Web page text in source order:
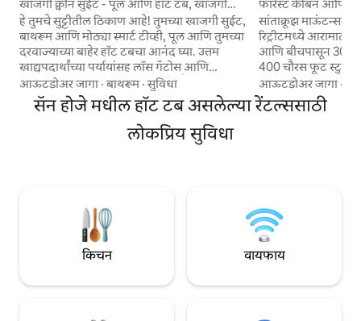
खाजगी क्वीन सुईट - पूल आणि हॉट टब, खाजगी
एंट्री
हे तुमचे सुट्टीतील ठिकाण आहे! तुमच्या खाजगी सुईट,
बाथरूम आणि मोठ्या स्मार्ट टीव्ही, पूल आणि तुमच्या
दरवाज्याच्या बाहेर हॉट टबचा आनंद घ्या. उत्तम
खाद्यपदार्थांच्या पर्यायांसह लॉस गॅटोस आणि
कॅम्पबेल शहराच्या मध्यभागापासून 3 मैलांच्या
अंतरावर स्थित. लेव्हीज स्टेडियम/49ers 9.5 मैल,
माउंटन विनरी कॉन्सर्ट्स 7.5 मैल, सॅन होजे
आंतरराष्ट्रीय विमानतळ 6.5 मैल, SFO 35 मैल, SAP
सेंटर/NCAA/शार्क्स 4.6 मैल. आमच्याकडे
एक उत्तम मार्ग आहे.
आऊटडोअर जागा ·बाथरूम·सुविधा
फॉरेस्ट केबिन आणि
सांताक्रूझ
रिट्रीटमध्ये आरामात
आणि बीचपासून 30
400 चौरस फूट स्टुडिओ
जाण्यासाठी आणि
घेण्यासाठी योग्य
पूर्ण बाथरूम, किचन
आऊटडोअर जागा ·
सॅन होजे मधील हॉट टब असलेल्या रेंटल्ससाठी
लोकप्रिय सुविधा
किचन वायफाय